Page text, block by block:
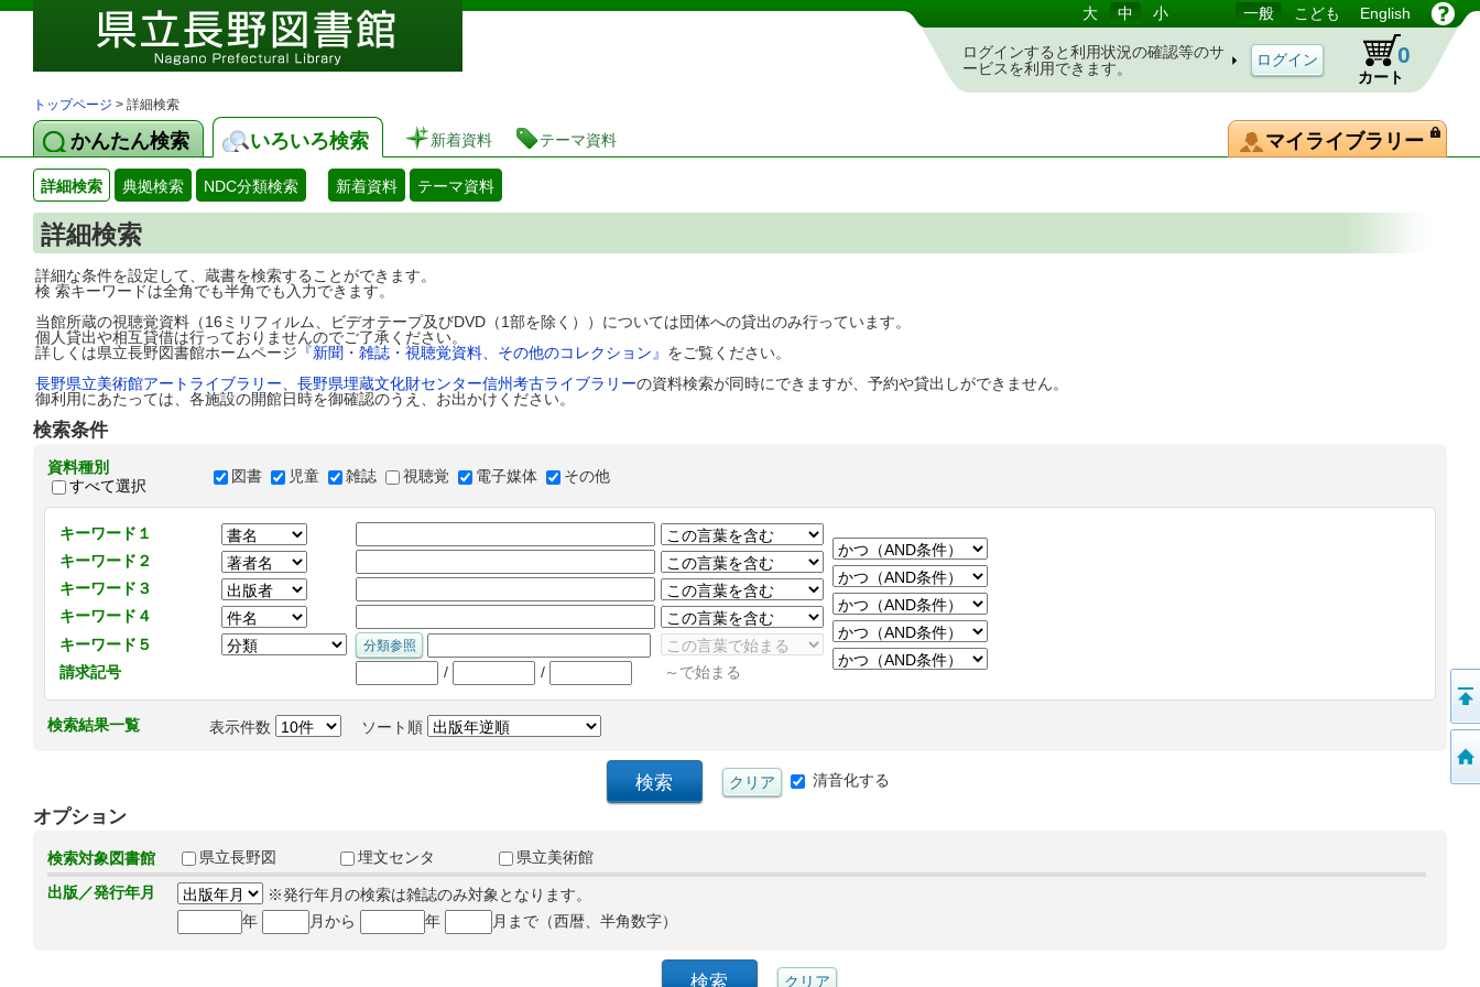
図書館 蔵書検索・予約システム 大 中 小 一般 こども English
ログインすると利用状況の確認等のサ
ービスを利用できます。
カート
0
トップページ > 詳細検索
かんたん検索 いろいろ検索 新着資料 テーマ資料 マイライブラリー
詳細検索 典拠検索 NDC分類検索 新着資料 テーマ資料
詳細検索
詳細な条件を設定して、蔵書を検索することができます。
検 索キーワードは全角でも半角でも入力できます。
当館所蔵の視聴覚資料（16ミリフィルム、ビデオテープ及びDVD（1部を除く））については団体への貸出のみ行っています。
個人貸出や相互貸借は行っておりませんのでご了承ください。
詳しくは県立長野図書館ホームページ 『新聞・雑誌・視聴覚資料、その他のコレクション』 をご覧ください。
長野県立美術館アートライブラリー
長野県埋蔵文化財センター信州考古ライブラリーの資料検索が同時にできますが、予約や貸出しができません。
御利用にあたっては、各施設の開館日時を御確認のうえ、お出かけください。
検索条件
資料種別
すべて選択
図書 児童 雑誌 視聴覚 電子媒体 その他
キーワード１
キーワード２
キーワード３
キーワード４
キーワード５
請求記号
/ / ～で始まる
検索結果一覧 表示件数 ソート順
清音化する
オプション
検索対象図書館 県立長野図 埋文センタ
県立美術館
出版／発行年月
※発行年月の検索は雑誌のみ対象となります。
年
月から 年 月まで（西暦、半角数字）